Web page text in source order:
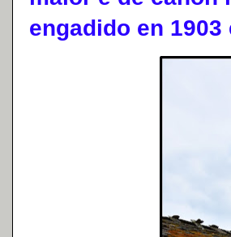
engadido en